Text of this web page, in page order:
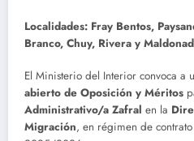
Localidades: Fray Bentos,
Branco, Chuy, Rivera y
El Ministerio del Interior convoca a
abierto de Oposición y Méritos
Administrativo/a Zafral en la
Migración, en régimen de